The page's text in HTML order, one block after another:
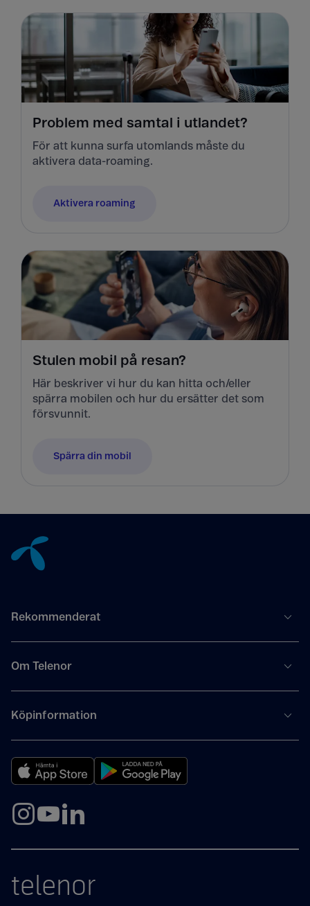
Problem med samtal i utlandet?
För att kunna surfa utomlands måste du
aktivera data-roaming.
Aktivera roaming
Stulen mobil på resan?
Här beskriver vi hur du kan hitta och/eller
spärra mobilen och hur du ersätter det som
försvunnit.
Spärra din mobil
Rekommenderat
Om Telenor
Köpinformation
telenor